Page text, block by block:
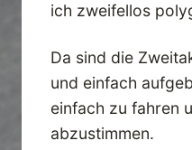
ich zweifellos
Da sind die
und einfach
einfach zu fahren
abzustimmen.